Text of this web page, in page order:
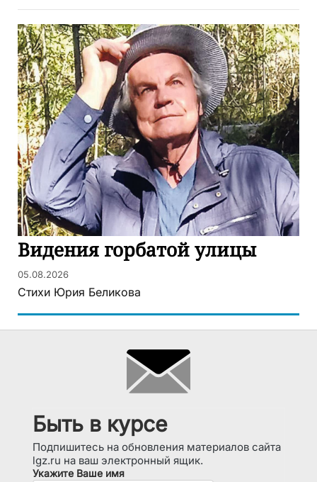
Видения горбатой улицы
05.08.2026
Стихи Юрия Беликова
Быть в курсе
Подпишитесь на обновления материалов сайта
lgz.ru на ваш электронный ящик.
Укажите Ваше имя